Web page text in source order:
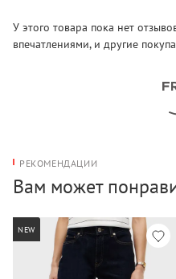
У этого товара пока нет
впечатлениями, и другие
РЕКОМЕНДАЦИИ
Вам может
NEW